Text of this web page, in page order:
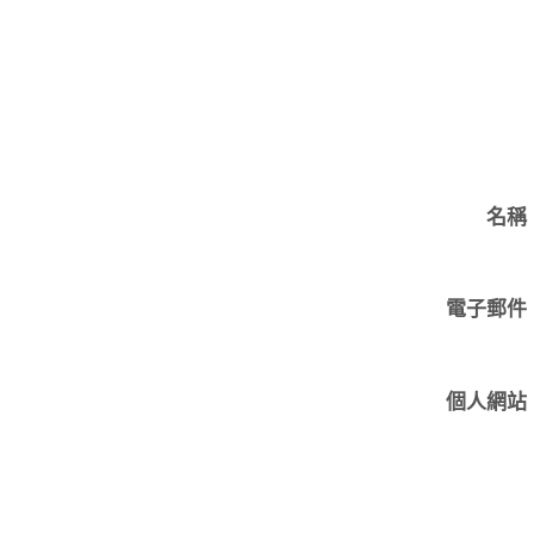
名稱
電子郵件
個人網站